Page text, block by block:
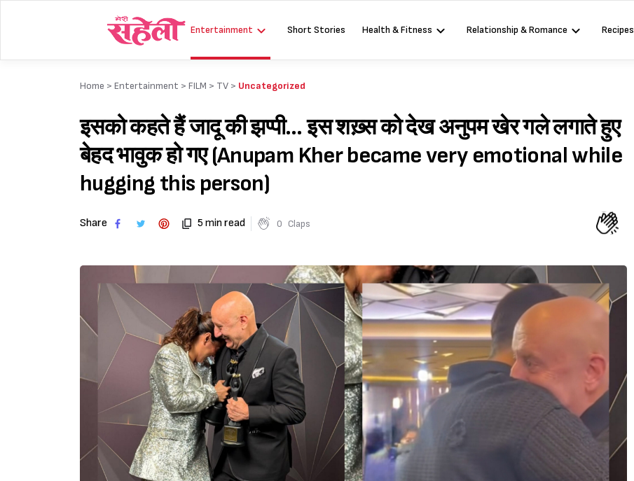
Entertainment Short Stories Health & Fitness Relationship & Romance Recipes
Home > Entertainment > FILM > TV > Uncategorized
इसको कहते हैं जादू की झप्पी… इस शख़्स को देख अनुपम खेर गले लगाते हुए
बेहद भावुक हो गए (Anupam Kher became very emotional while
hugging this person)
Share 5 min read 0 Claps